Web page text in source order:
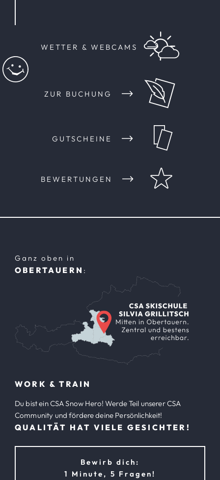
WETTER & WEBCAMS
ZUR BUCHUNG
GUTSCHEINE
BEWERTUNGEN
Ganz oben in
OBERTAUERN :
WORK & TRAIN
Du bist ein CSA Snow Hero! Werde Teil unserer CSA
Community und fördere deine Persönlichkeit!
QUALITÄT HAT VIELE GESICHTER!
Bewirb dich:
1 Minute, 5 Fragen!